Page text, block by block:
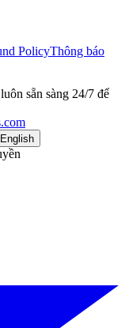
PolicyThông báo
sẵn sàng 24/7 để
English